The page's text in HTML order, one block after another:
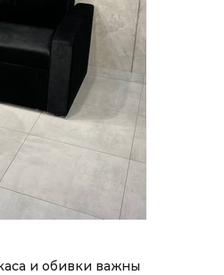
и обивки важны